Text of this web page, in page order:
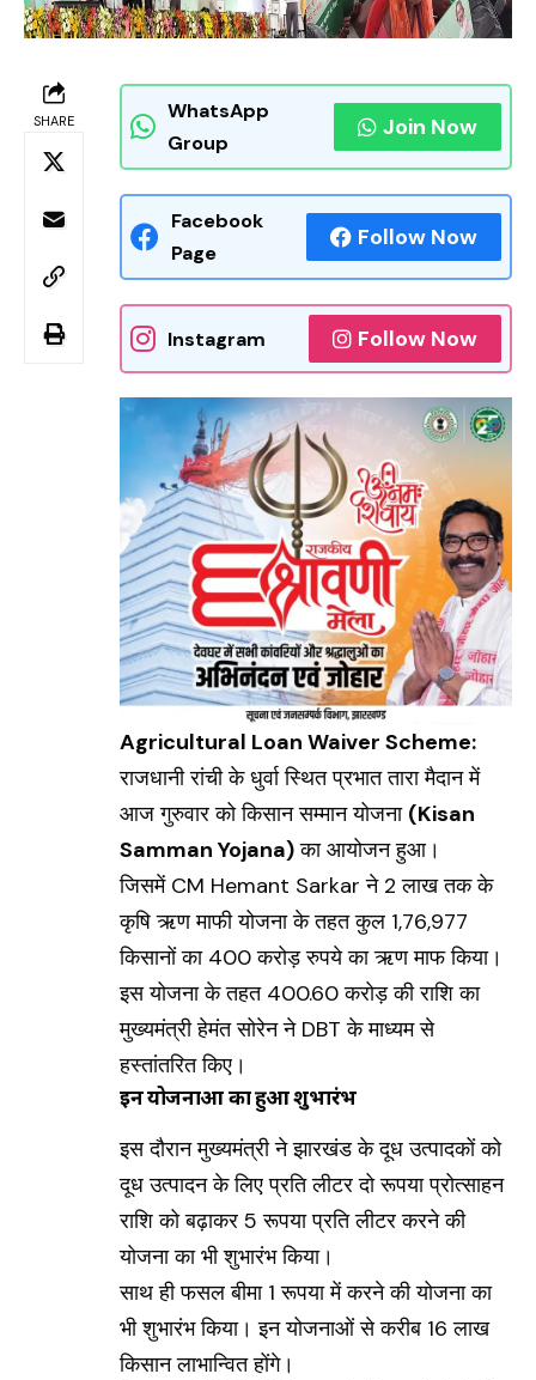
SHARE
WhatsApp
Group
Join Now
Facebook
Page
Follow Now
Instagram Follow Now
Agricultural Loan Waiver Scheme:
राजधानी रांची के धुर्वा स्थित प्रभात तारा मैदान में
आज गुरुवार को किसान सम्मान योजना (Kisan
Samman Yojana) का आयोजन हुआ।
जिसमें CM Hemant Sarkar ने 2 लाख तक के
कृषि ऋण माफी योजना के तहत कुल 1,76,977
किसानों का 400 करोड़ रुपये का ऋण माफ किया।
इस योजना के तहत 400.60 करोड़ की राशि का
मुख्यमंत्री हेमंत सोरेन ने DBT के माध्यम से
हस्तांतरित किए।
इन योजनाओं का हुआ शुभारंभ
इस दौरान मुख्यमंत्री ने झारखंड के दूध उत्पादकों को
दूध उत्पादन के लिए प्रति लीटर दो रूपया प्रोत्साहन
राशि को बढ़ाकर 5 रूपया प्रति लीटर करने की
योजना का भी शुभारंभ किया।
साथ ही फसल बीमा 1 रूपया में करने की योजना का
भी शुभारंभ किया। इन योजनाओं से करीब 16 लाख
किसान लाभान्वित होंगे।